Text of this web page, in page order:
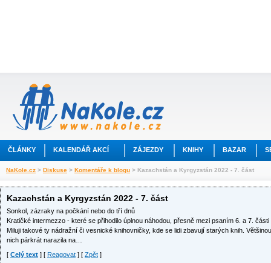
ČLÁNKY KALENDÁŘ AKCÍ ZÁJEZDY KNIHY BAZAR
NaKole.cz > Diskuse > Komentáře k blogu > Kazachstán a Kyrgyzstán 2022 - 7. část
Kazachstán a Kyrgyzstán 2022 - 7. část
Sonkol, zázraky na počkání nebo do tří dnů
Kratičké intermezzo - které se přihodilo úplnou náhodou, přesně mezi psaním 6. a 7. části
Miluji takové ty nádražní či vesnické knihovničky, kde se lidi zbavují starých knih.
nich párkrát narazila na…
[ Celý text ] [ Reagovat ] [ Zpět ]